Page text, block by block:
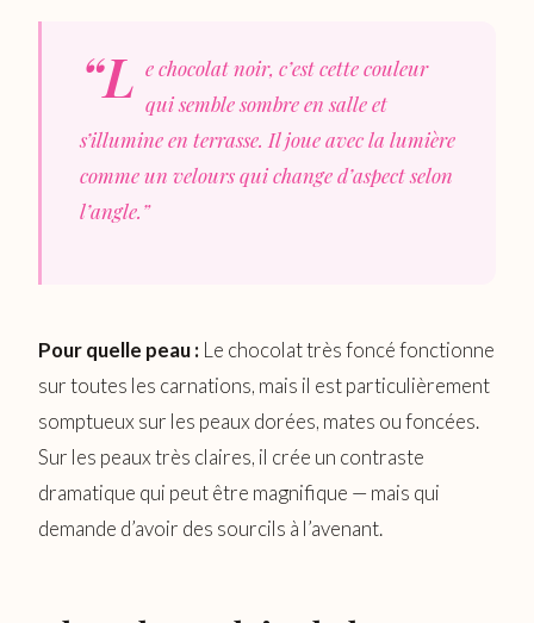
“L e chocolat noir, c’est cette couleur
qui semble sombre en salle et
s’illumine en terrasse. Il joue avec la lumière
comme un velours qui change d’aspect selon
l’angle.”
Pour quelle peau : Le chocolat très foncé fonctionne
sur toutes les carnations, mais il est particulièrement
somptueux sur les peaux dorées, mates ou foncées.
Sur les peaux très claires, il crée un contraste
dramatique qui peut être magnifique — mais qui
demande d’avoir des sourcils à l’avenant.